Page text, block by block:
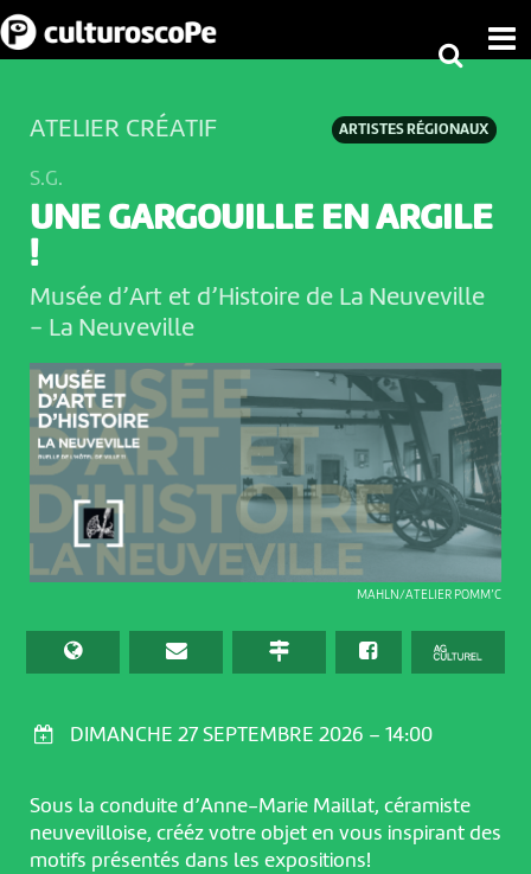
DIMANCHE 27 SEPTEMBRE 2026 – 14:00
MAHLN/ATELIER POMM’C
ARTISTES RÉGIONAUX
ATELIER CRÉATIF
S.G.
UNE GARGOUILLE EN ARGILE
!
Musée d’Art et d’Histoire de La Neuveville
- La Neuveville
Sous la conduite d’Anne-Marie Maillat, céramiste
neuvevilloise, crééz votre objet en vous inspirant des
motifs présentés dans les expositions!